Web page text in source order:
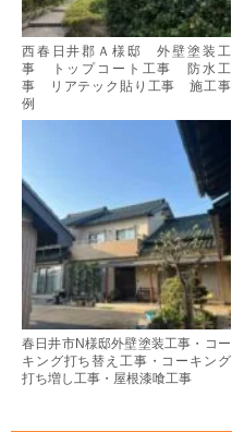
西春日井郡Ａ様邸 外壁塗装工
事 トップコート工事 防水工
事 リアテック貼り工事 施工事
例
春日井市N様邸外壁塗装工事・コー
キング打ち替え工事・コーキング
打ち増し工事・屋根漆喰工事